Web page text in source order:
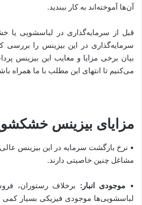
آن‌ها آموخته‌اند به کار ببندید.
قبل از سرمایه‌گذاری در لباسشویی یا
سرمایه‌گذاری در این بیزینس را بررسی
بیان برخی مزایا و معایب این بیزینس
می‌کنیم تا انتهای این مطلب با ما همراه
مزایای بیزینس
• نرخ بازگشت سرمایه در این بیزینس
مشاغل چنین خاصیتی دارند.
• موجودی انبار: برخلاف رستوران،
لباسشویی‌ها موجودی فیزیکی بسیار کمی